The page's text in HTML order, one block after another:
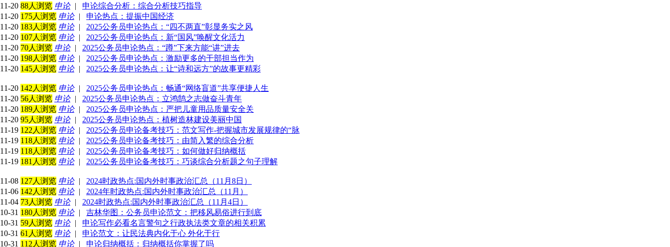
11-20 88人浏览 申论|
申论综合分析：综合分析技巧指导
11-20 175人浏览 申论|
申论热点：提振中国经济
11-20 183人浏览 申论|
2025公务员申论热点：“四不两直”彰显务实之风
11-20 107人浏览 申论|
2025公务员申论热点：新“国风”唤醒文化活力
11-20 70人浏览 申论|
2025公务员申论热点：“蹲”下来方能“讲”进去
11-20 198人浏览 申论|
2025公务员申论热点：激励更多的干部担当作为
11-20 145人浏览 申论| 2025公务员申论热点：让“诗和远方”的故事更精彩
11-20 142人浏览 申论|
2025公务员申论热点：畅通“网络盲道”共享便捷人生
11-20 56人浏览 申论|
2025公务员申论热点：立鸿鹄之志做奋斗青年
11-20 189人浏览 申论|
2025公务员申论热点：严把儿童用品质量安全关
11-20 95人浏览 申论|
2025公务员申论热点：植树造林建设美丽中国
11-19 122人浏览 申论|
2025公务员申论备考技巧：范文写作-把握城市发展规律的“脉
11-19 118人浏览 申论|
2025公务员申论备考技巧：由简入繁的综合分析
11-19 118人浏览 申论|
2025公务员申论备考技巧：如何做好归纳概括
11-19 181人浏览 申论| 2025公务员申论备考技巧：巧谈综合分析题之句子理解
11-08 127人浏览 申论|
2024时政热点:国内外时事政治汇总（11月8日）
11-06 142人浏览 申论|
2024年时政热点:国内外时事政治汇总（11月）
11-04 73人浏览 申论|
2024时政热点:国内外时事政治汇总（11月4日）
10-31 180人浏览 申论|
吉林华图：公务员申论范文：把移风易俗进行到底
10-31 59人浏览 申论|
申论写作必看名言警句之行政执法类文章的相关积累
10-31 61人浏览 申论|
申论范文：让民法典内化于心 外化于行
10-31 112人浏览 申论|
申论归纳概括：归纳概括你掌握了吗